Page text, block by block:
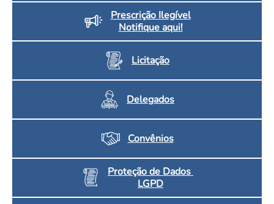
Prescrição Ilegível
Notifique aqui!
Licitação
Delegados
Convênios
Proteção de Dados
LGPD